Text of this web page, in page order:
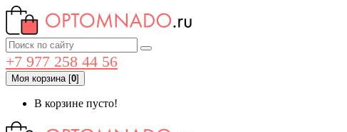
+7 977 258 44 56
Моя корзина[0]
В корзине пусто!